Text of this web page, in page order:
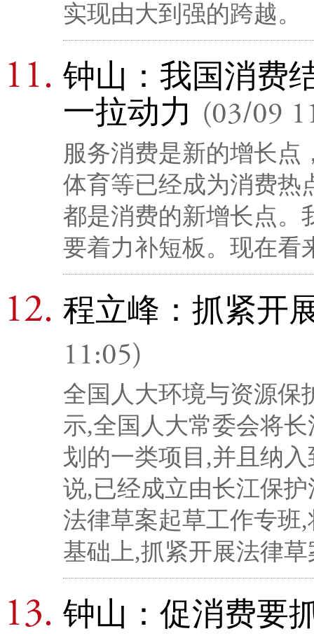
实现由大到强的跨越。
钟山：我国消费
一拉动力 (03/09
服务消费是新的增长点
体育等已经成为消费热
都是消费的新增长点。
要着力补短板。现在看
程立峰：抓紧开
11:05)
全国人大环境与资源保
示,全国人大常委会将
划的一类项目,并且纳
说,已经成立由长江保
法律草案起草工作专班
基础上,抓紧开展法律
钟山：促消费要